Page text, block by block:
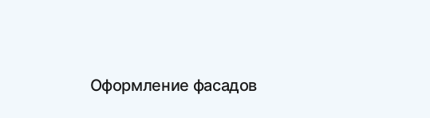
Оформление фасадов